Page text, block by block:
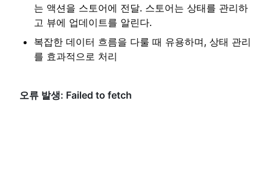
는 액션을 스토어에 전달. 스토어는 상태를 관리하
고 뷰에 업데이트를 알린다.
복잡한 데이터 흐름을 다룰 때 유용하며, 상태 관리
를 효과적으로 처리